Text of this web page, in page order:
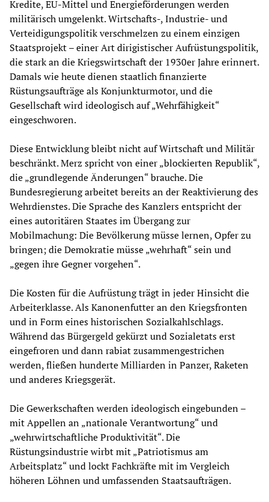
Kredite, EU-Mittel und Energieförderungen werden
militärisch umgelenkt. Wirtschafts-, Industrie- und
Verteidigungspolitik verschmelzen zu einem einzigen
Staatsprojekt – einer Art dirigistischer Aufrüstungspolitik,
die stark an die Kriegswirtschaft der 1930er Jahre erinnert.
Damals wie heute dienen staatlich finanzierte
Rüstungsaufträge als Konjunkturmotor, und die
Gesellschaft wird ideologisch auf „Wehrfähigkeit“
eingeschworen.
Diese Entwicklung bleibt nicht auf Wirtschaft und Militär
beschränkt. Merz spricht von einer „blockierten Republik“,
die „grundlegende Änderungen“ brauche. Die
Bundesregierung arbeitet bereits an der Reaktivierung des
Wehrdienstes. Die Sprache des Kanzlers entspricht der
eines autoritären Staates im Übergang zur
Mobilmachung: Die Bevölkerung müsse lernen, Opfer zu
bringen; die Demokratie müsse „wehrhaft“ sein und
„gegen ihre Gegner vorgehen“.
Die Kosten für die Aufrüstung trägt in jeder Hinsicht die
Arbeiterklasse. Als Kanonenfutter an den Kriegsfronten
und in Form eines historischen Sozialkahlschlags.
Während das Bürgergeld gekürzt und Sozialetats erst
eingefroren und dann rabiat zusammengestrichen
werden, fließen hunderte Milliarden in Panzer, Raketen
und anderes Kriegsgerät.
Die Gewerkschaften werden ideologisch eingebunden –
mit Appellen an „nationale Verantwortung“ und
„wehrwirtschaftliche Produktivität“. Die
Rüstungsindustrie wirbt mit „Patriotismus am
Arbeitsplatz“ und lockt Fachkräfte mit im Vergleich
höheren Löhnen und umfassenden Staatsaufträgen.